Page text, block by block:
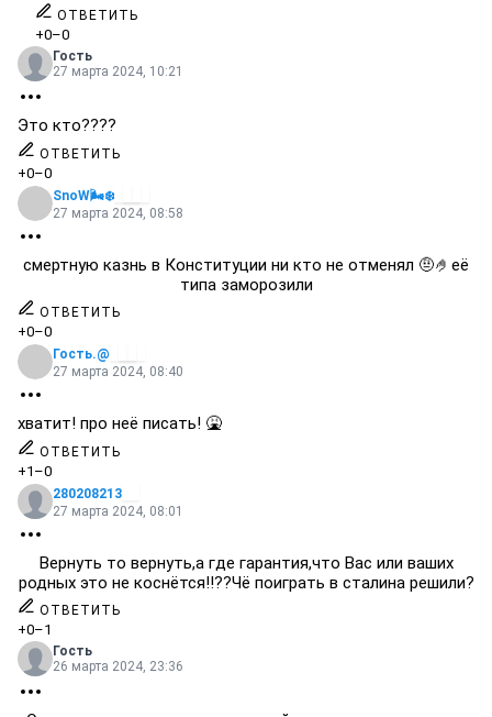
ОТВЕТИТЬ
+0–0
Гость
27 марта 2024, 10:21
Это кто????
ОТВЕТИТЬ
+0–0
SnoW🌬️❄️
27 марта 2024, 08:58
смертную казнь в Конституции ни кто не отменял 🤨🤌её
типа заморозили
ОТВЕТИТЬ
+0–0
Гость.@
27 марта 2024, 08:40
хватит! про неё писать! 🤮
ОТВЕТИТЬ
+1 –0
280208213
27 марта 2024, 08:01
Вернуть то вернуть,а где гарантия,что Вас или ваших
родных это не коснётся!!??Чё поиграть в сталина решили?
ОТВЕТИТЬ
+0–1
Гость
26 марта 2024, 23:36